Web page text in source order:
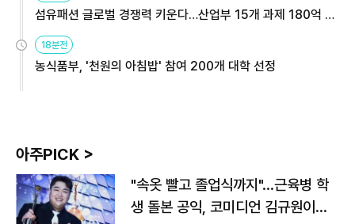
섬유패션 글로벌 경쟁력 키운다…산업부 15개 과제 180억 지
18분전
농식품부, '천원의 아침밥' 참여 200개 대학 선정
아주PICK >
"속옷 빨고 졸업식까지"…근육병 학
생 돌본 공익, 코미디언 김규원이었